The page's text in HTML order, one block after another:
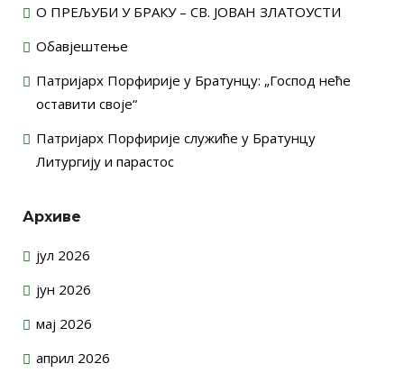
О ПРЕЉУБИ У БРАКУ – СВ. ЈОВАН ЗЛАТОУСТИ
Обавјештење
Патријарх Порфирије у Братунцу: „Господ неће
оставити своје“
Патријарх Порфирије служиће у Братунцу
Литургију и парастос
Архиве
јул 2026
јун 2026
мај 2026
април 2026